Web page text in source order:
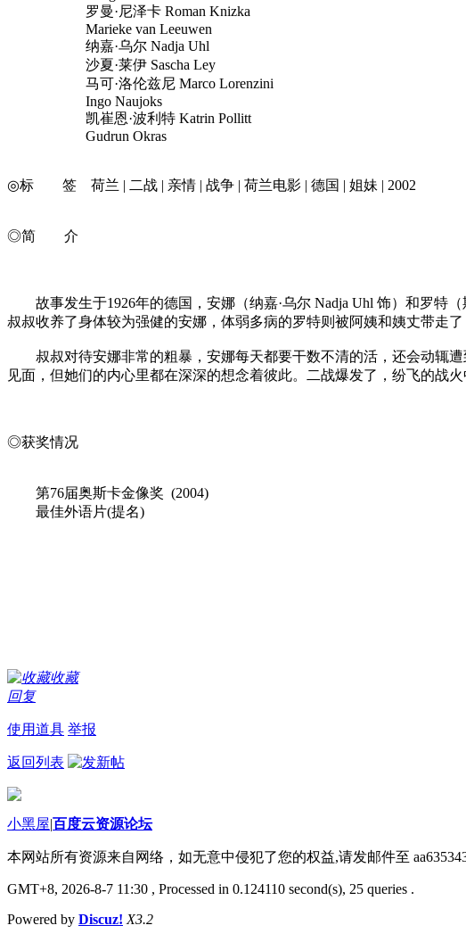
罗曼·尼泽卡 Roman Knizka
Marieke van Leeuwen
纳嘉·乌尔 Nadja Uhl
沙夏·莱伊 Sascha Ley
马可·洛伦兹尼 Marco Lorenzini
Ingo Naujoks
凯崔恩·波利特 Katrin Pollitt
Gudrun Okras
◎标 签 荷兰 | 二战 | 亲情 | 战争 | 荷兰电影 | 德国 | 姐妹 | 2002
◎简 介
故事发生于1926年的德国，安娜（纳嘉·乌尔 Nadja Uhl 饰）和罗特（
叔叔收养了身体较为强健的安娜，体弱多病的罗特则被阿姨和姨丈带走
叔叔对待安娜非常的粗暴，安娜每天都要干数不清的活，还会动辄遭
见面，但她们的内心里都在深深的想念着彼此。二战爆发了，纷飞的战火
◎获奖情况
第76届奥斯卡金像奖 (2004)
最佳外语片(提名)
收藏
回复
使用道具 举报
返回列表
小黑屋|百度云资源论坛
本网站所有资源来自网络，如无意中侵犯了您的权益,请发邮件至
GMT+8, 2026-8-7 11:30 , Processed in 0.124110 second(s), 25 queries .
Powered by Discuz! X3.2